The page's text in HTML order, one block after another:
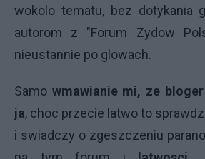
wokolo tematu, bez dotykania
autorom z "Forum Zydow
nieustannie po glowach.
Samo wmawianie mi, ze
ja, choc przecie latwo to
i swiadczy o zgeszczeniu